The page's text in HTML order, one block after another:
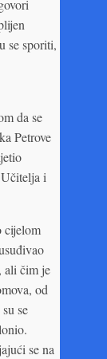
se sporiti,
da se
Petrove
i
cijelom
ali čim je
od
se
se na